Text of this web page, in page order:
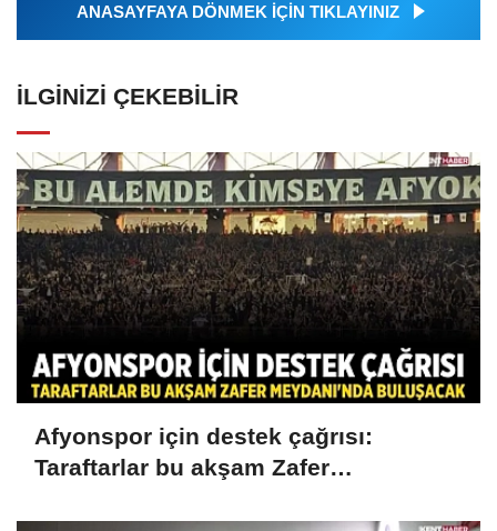
ANASAYFAYA DÖNMEK İÇİN TIKLAYINIZ
İLGINIZI ÇEKEBILIR
Afyonspor için destek çağrısı:
Taraftarlar bu akşam Zafer